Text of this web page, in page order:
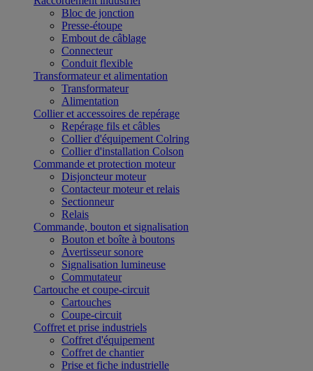
Bloc de jonction
Presse-étoupe
Embout de câblage
Connecteur
Conduit flexible
Transformateur et alimentation
Transformateur
Alimentation
Collier et accessoires de repérage
Repérage fils et câbles
Collier d'équipement Colring
Collier d'installation Colson
Commande et protection moteur
Disjoncteur moteur
Contacteur moteur et relais
Sectionneur
Relais
Commande, bouton et signalisation
Bouton et boîte à boutons
Avertisseur sonore
Signalisation lumineuse
Commutateur
Cartouche et coupe-circuit
Cartouches
Coupe-circuit
Coffret et prise industriels
Coffret d'équipement
Coffret de chantier
Prise et fiche industrielle